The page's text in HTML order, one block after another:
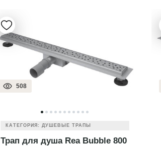
508
КАТЕГОРИЯ: ДУШЕВЫЕ ТРАПЫ
Трап для душа Rea Bubble 800